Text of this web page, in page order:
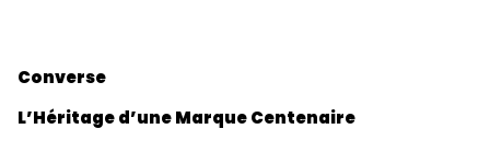
Converse
L’Héritage d’une Marque Centenaire